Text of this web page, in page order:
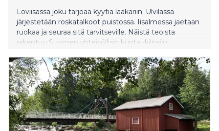
Loviisassa joku tarjoaa kyytiä lääkäriin. Ulvilassa
järjestetään roskatalkoot puistossa. Iisalmessa jaetaan
ruokaa ja seuraa sitä tarvitseville. Näistä teoista
rakentuu Suomen yhteisöllisin kunta -kilpailu,
hyvin suomalaiset pitävät toisistaan huolta.